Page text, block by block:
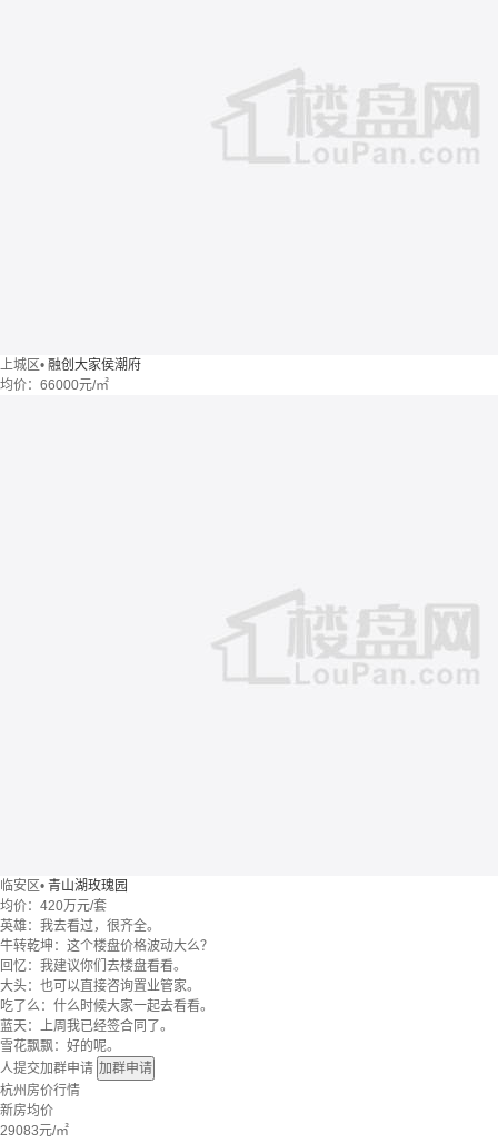
上城区• 融创大家侯潮府
均价： 66000元/㎡
临安区• 青山湖玫瑰园
均价： 420万元/套
英雄：我去看过，很齐全。
牛转乾坤：这个楼盘价格波动大么？
回忆：我建议你们去楼盘看看。
大头：也可以直接咨询置业管家。
吃了么：什么时候大家一起去看看。
蓝天：上周我已经签合同了。
雪花飘飘：好的呢。
人提交加群申请 加群申请
杭州房价行情
新房均价
29083元/㎡